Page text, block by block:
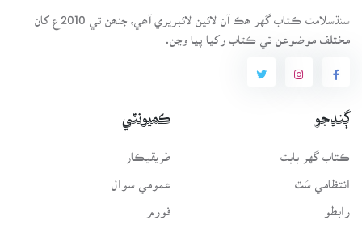
سنڌسلامت ڪتاب گهر ھڪ آن لائين لائبريري آھي، جنھن تي 2010ع کان
مختلف موضوعن تي ڪتاب رکيا پيا وڃن.
ڳنڍجو
ڪتاب گهر بابت
انتظامي سَٿ
رابطو
ڪميونٽي
طريقيڪار
عمومي سوال
فورم